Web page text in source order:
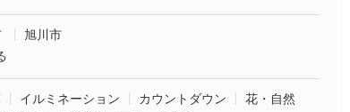
旭川市
イルミネーション カウントダウン
花・自然